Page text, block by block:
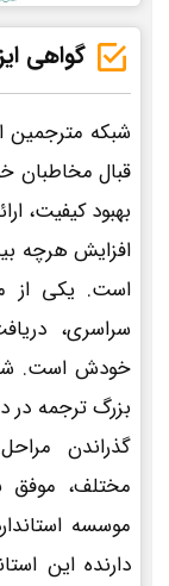
گواهی
شبکه مترجمین
قبال مخاطبان
بهبود کیفیت،
افزایش هرچه
است. یکی از
سراسری،
خودش است.
بزرگ ترجمه در
گذراندن
مختلف، موفق
موسسه
دارنده این